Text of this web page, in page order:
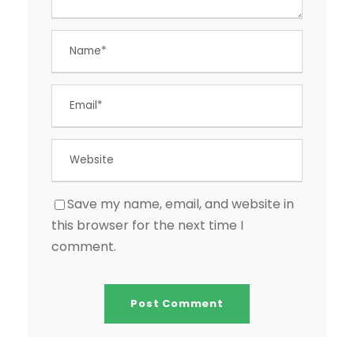
Save my name, email, and website in
this browser for the next time I
comment.